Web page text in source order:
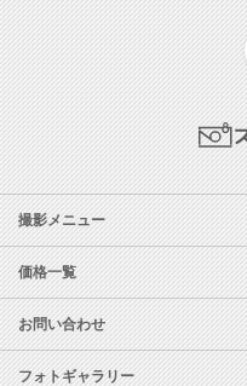
スタジ
撮影メニュー
価格一覧
お問い合わせ
フォトギャラリー